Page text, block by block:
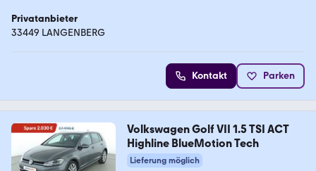
Privatanbieter
33449 LANGENBERG
Kontakt Parken
Volkswagen Golf VII 1.5 TSI ACT
Highline BlueMotion Tech
Lieferung möglich